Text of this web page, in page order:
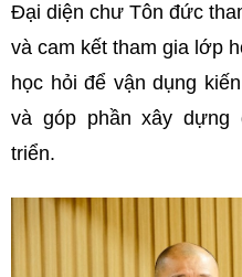
Đại diện chư Tôn đức
và cam kết tham gia lớp
học hỏi để vận dụng
và góp phần xây dựng
triển.